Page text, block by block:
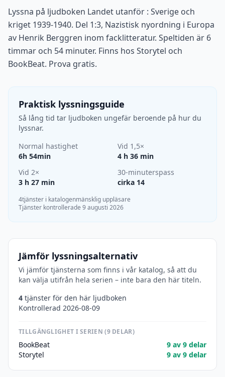
Lyssna på ljudboken Landet utanför : Sverige och
kriget 1939-1940. Del 1:3, Nazistisk nyordning i Europa
av Henrik Berggren inom facklitteratur. Speltiden är 6
timmar och 54 minuter. Finns hos Storytel och
BookBeat. Prova gratis.
Praktisk lyssningsguide
Så lång tid tar ljudboken ungefär beroende på hur du
lyssnar.
Normal hastighet
6h 54min
Vid 1,5×
4 h 36 min
Vid 2×
3 h 27 min
30-minuterspass
cirka 14
4tjänster i katalogenmänsklig uppläsare
Tjänster kontrollerade 9 augusti 2026
Jämför lyssningsalternativ
Vi jämför tjänsterna som finns i vår katalog, så att du
kan välja utifrån hela serien – inte bara den här titeln.
4 tjänster för den här ljudboken
Kontrollerad 2026-08-09
TILLGÄNGLIGHET I SERIEN (9 DELAR)
BookBeat
9 av 9 delar
Storytel
9 av 9 delar